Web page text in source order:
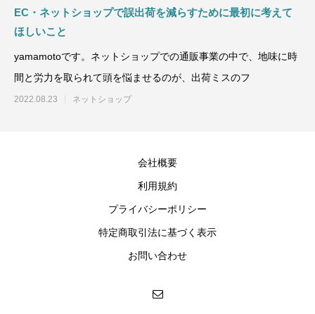
EC・ネットショップで誤出荷を減らすために最初に考えて
ほしいこと
yamamotoです。ネットショップでの通販事業の中で、地味に時
間と労力を取られて頭を悩ませるのが、出荷ミスのフ
2022.08.23 ネットショップ
会社概要
利用規約
プライバシーポリシー
特定商取引法に基づく表示
お問い合わせ